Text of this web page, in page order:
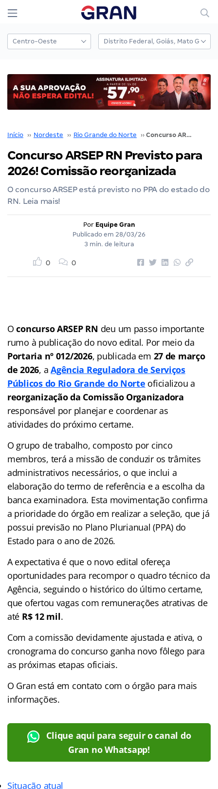
Início ›› Nordeste ›› Rio Grande do Norte ›› Concurso ARSEP RN Previsto para 2026! Comissão reorganizada
Concurso ARSEP RN Previsto para
2026! Comissão reorganizada
O concurso ARSEP está previsto no PPA do estado do
RN. Leia mais!
Por Equipe Gran
Publicado em 28/03/26
3 min. de leitura
0 0
Oconcurso ARSEP RN deu um passo importante
rumo à publicação do novo edital. Por meio da
Portaria nº 012/2026, publicada em 27 de março
de 2026, aAgência Reguladora de Serviços
Públicos do Rio Grande do Norte oficializou a
reorganização da Comissão Organizadora
responsável por planejar e coordenar as
atividades do próximo certame.
O grupo de trabalho, composto por cinco
membros, terá a missão de conduzir os trâmites
administrativos necessários, o que inclui a
elaboração do termo de referência e a escolha da
banca examinadora. Esta movimentação confirma
a prioridade do órgão em realizar a seleção, que já
possui previsão no Plano Plurianual (PPA) do
Estado para o ano de 2026.
A expectativa é que o novo edital ofereça
oportunidades para recompor o quadro técnico da
Agência, seguindo o histórico do último certame,
que ofertou vagas com remunerações atrativas de
até R$ 12 mil.
Com a comissão devidamente ajustada e ativa, o
cronograma do concurso ganha novo fôlego para
as próximas etapas oficiais.
O Gran está em contato com o órgão para mais
informações.
Clique aqui para seguir o canal do
Gran no Whatsapp!
Situação atual